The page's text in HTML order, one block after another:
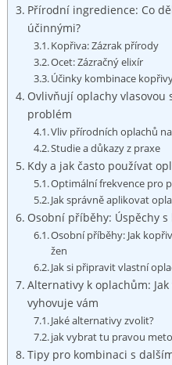
Přírodní ingredience: Co
účinnými?
Kopřiva: Zázrak přírody
Ocet: Zázračný elixír
Účinky kombinace
Ovlivňují oplachy vlasovou
problém
Vliv přírodních ‌oplachů⁢
Studie ‍a důkazy z praxe
Kdy ‍a jak‍ často používat
Optimální ⁣frekvence pro
Jak správně aplikovat
Osobní ‍příběhy:⁤ Úspěchy
Osobní příběhy:​ Jak
žen
Jak si připravit vlastní
Alternativy k oplachům:
vyhovuje vám
Jaké ​alternativy zvolit?
jak vybrat tu ⁣pravou
Tipy ​pro kombinaci ‍s